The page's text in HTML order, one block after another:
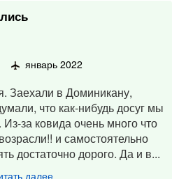
январь 2022
Заехали в Доминикану,
что как-нибудь досуг мы
за ковида очень много что
и самостоятельно
достаточно дорого. Да и в...
далее